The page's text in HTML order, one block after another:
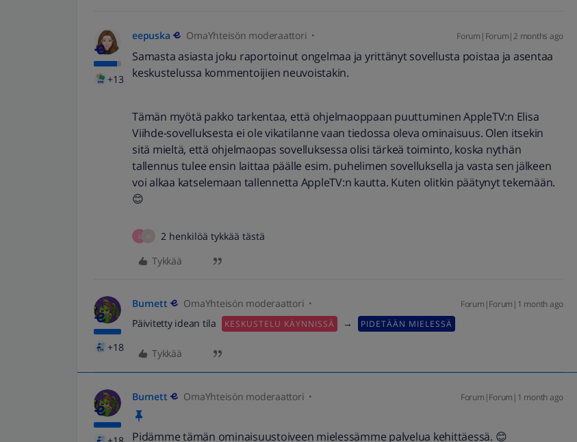
+13
eepuska OmaYhteisön moderaattori Forum|Forum|2 months ago
Samasta asiasta joku raportoinut ongelmaa ja yrittänyt sovellusta poistaa ja asentaa
keskustelussa kommentoijien neuvoistakin.
Tämän myötä pakko tarkentaa, että ohjelmaoppaan puuttuminen AppleTV:n Elisa
Viihde-sovelluksesta ei ole vikatilanne vaan tiedossa oleva ominaisuus. Olen itsekin
sitä mieltä, että ohjelmaopas sovelluksessa olisi tärkeä toiminto, koska nythän
tallennus tulee ensin laittaa päälle esim. puhelimen sovelluksella ja vasta sen jälkeen
voi alkaa katselemaan tallennetta AppleTV:n kautta. Kuten olitkin päätynyt tekemään.
😊
L
2 henkilöä tykkää tästä
Tykkää
+18
Burnett OmaYhteisön moderaattori Forum|Forum|1 month ago
Päivitetty idean tila KESKUSTELU KÄYNNISSÄ → PIDETÄÄN MIELESSÄ
Tykkää
Burnett OmaYhteisön moderaattori Forum|Forum|1 month ago
Pidämme tämän ominaisuustoiveen mielessämme palvelua kehittäessä. 😊